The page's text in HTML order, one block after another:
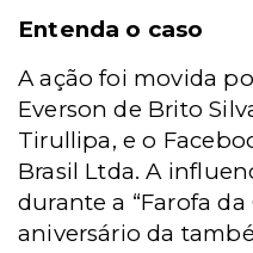
Entenda o caso
A ação foi movida
Everson de Brito
Tirullipa, e o
Brasil Ltda. A
durante a “Farofa
aniversário da